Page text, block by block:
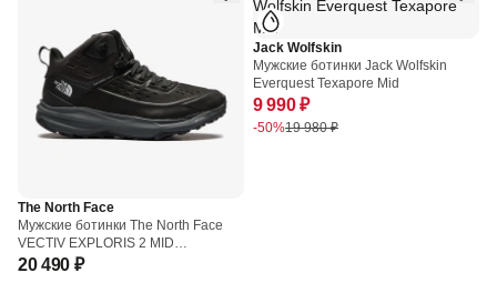
The North Face
Мужские ботинки The North Face
VECTIV EXPLORIS 2 MID
FUTURELIGHT LTHR
20 490 ₽
Jack Wolfskin
Мужские ботинки Jack Wolfskin
Everquest Texapore Mid
9 990 ₽
-50%19 980 ₽